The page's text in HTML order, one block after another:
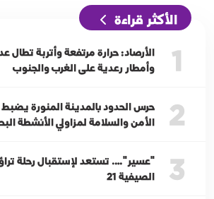
الأكثر قراءة
1
الأرصاد: حرارة مرتفعة وأتربة تطال
وأمطار رعدية على الغرب والجنوب
2
حرس الحدود بالمدينة المنورة يضبط
الأمن والسلامة لمزاولي الأنشطة
3
"عسير"…. تستعد لإستقبال رحلة
الصيفية 21